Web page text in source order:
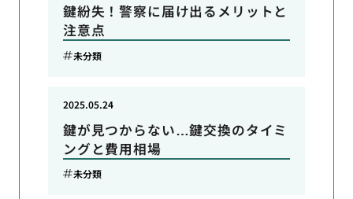
鍵紛失！警察に届け出るメリットと
注意点
未分類
鍵が見つからない…鍵交換のタイミ
ングと費用相場
2025.05.24
未分類